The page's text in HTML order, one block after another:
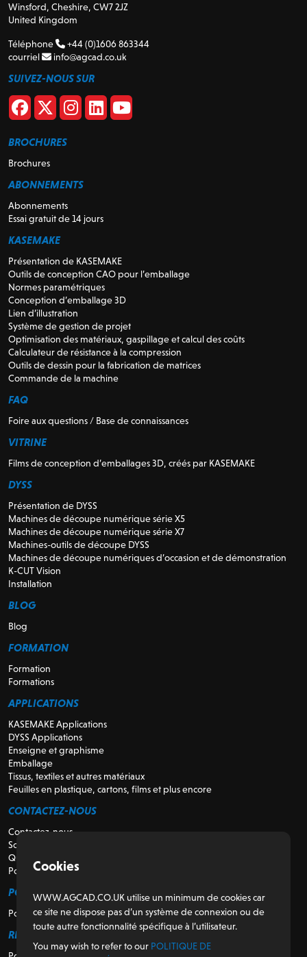
Winsford, Cheshire, CW7 2JZ
United Kingdom
Téléphone
+44 (0)1606 863344
courriel
info@agcad.co.uk
SUIVEZ-NOUS SUR
BROCHURES
Brochures
ABONNEMENTS
Abonnements
Essai gratuit de 14 jours
KASEMAKE
Présentation de KASEMAKE
Outils de conception CAO pour l’emballage
Normes paramétriques
Conception d’emballage 3D
Lien d’illustration
Système de gestion de projet
Optimisation des matériaux, gaspillage et calcul des coûts
Calculateur de résistance à la compression
Outils de dessin pour la fabrication de matrices
Commande de la machine
FAQ
Foire aux questions / Base de connaissances
VITRINE
Films de conception d’emballages 3D, créés par KASEMAKE
DYSS
Présentation de DYSS
Machines de découpe numérique série X5
Machines de découpe numérique série X7
Machines-outils de découpe DYSS
Machines de découpe numériques d’occasion et de démonstration
K-CUT Vision
Installation
BLOG
Blog
FORMATION
Formation
Formations
APPLICATIONS
KASEMAKE Applications
DYSS Applications
Enseigne et graphisme
Emballage
Tissus, textiles et autres matériaux
Feuilles en plastique, cartons, films et plus encore
CONTACTEZ-NOUS
Contactez-nous
Soutien
Qui sommes-nous
Pour les revendeurs
POUR LES CLIENTS
Portail client
RÉGULATEUR
Cookies
WWW.AGCAD.CO.UK utilise un minimum de cookies car
ce site ne dispose pas d’un système de connexion ou de
toute autre fonctionnalité spécifique à l’utilisateur.
You may wish to refer to our POLITIQUE DE